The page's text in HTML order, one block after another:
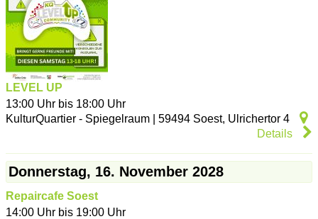
LEVEL UP
13:00 Uhr bis 18:00 Uhr
KulturQuartier - Spiegelraum
59494 Soest, Ulrichertor 4
Details
Donnerstag, 16. November 2028
Repaircafe Soest
14:00 Uhr bis 19:00 Uhr